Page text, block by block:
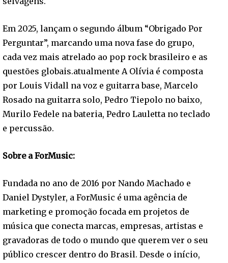
Em 2025, lançam o segundo álbum “Obrigado Por
Perguntar”, marcando uma nova fase do grupo,
cada vez mais atrelado ao pop rock brasileiro e as
questões globais.atualmente A Olívia é composta
por Louis Vidall na voz e guitarra base, Marcelo
Rosado na guitarra solo, Pedro Tiepolo no baixo,
Murilo Fedele na bateria, Pedro Lauletta no teclado
e percussão.
Sobre a ForMusic:
Fundada no ano de 2016 por Nando Machado e
Daniel Dystyler, a ForMusic é uma agência de
marketing e promoção focada em projetos de
música que conecta marcas, empresas, artistas e
gravadoras de todo o mundo que querem ver o seu
público crescer dentro do Brasil. Desde o início,